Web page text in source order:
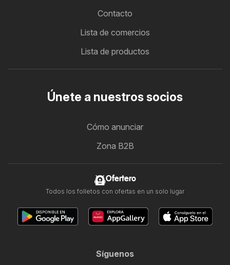
Contacto
Lista de comercios
Lista de productos
Únete a nuestros socios
Cómo anunciar
Zona B2B
Ofertero
Todos los folletos con ofertas en un solo lugar
Síguenos